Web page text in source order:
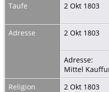
Taufe
2 Okt 1803
Adresse
2 Okt 1803
Adresse:
Mittel
Religion
2 Okt 1803